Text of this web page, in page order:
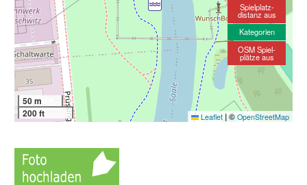
50 m
200 ft
Leaflet |© OpenStreetMap
Spielplatz-
distanz aus
Kategorien
OSM Spiel-
plätze aus